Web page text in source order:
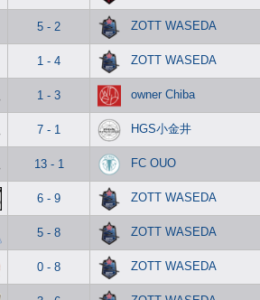
5 - 2 ZOTT WASEDA
1 - 4 ZOTT WASEDA
1 - 3 owner Chiba
7 - 1 HGS小金井
13 - 1 FC OUO
6 - 9 ZOTT WASEDA
5 - 8 ZOTT WASEDA
0 - 8 ZOTT WASEDA